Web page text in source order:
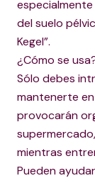
del suelo
Kegel”.
¿Cómo se
Sólo debes
mantenerte
provocarán
mientras
Pueden